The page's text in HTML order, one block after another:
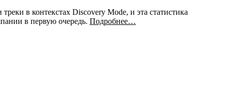
в контекстах Discovery Mode, и эта статистика
в первую очередь. Подробнее…